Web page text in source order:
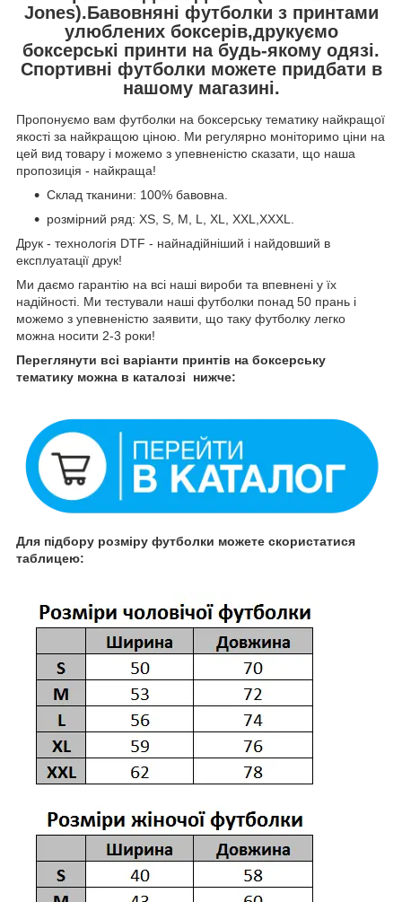
Jones).Бавовняні футболки з принтами
улюблених боксерів,друкуємо
боксерські принти на будь-якому одязі.
Спортивні футболки можете придбати в
нашому магазині.
Пропонуємо вам футболки на боксерську тематику найкращої
якості за найкращою ціною. Ми регулярно моніторимо ціни на
цей вид товару і можемо з упевненістю сказати, що наша
пропозиція - найкраща!
Склад тканини: 100% бавовна.
розмірний ряд: XS, S, M, L, XL, XXL,XXXL.
Друк - технологія DTF - найнадійніший і найдовший в
експлуатації друк!
Ми даємо гарантію на всі наші вироби та впевнені у їх
надійності. Ми тестували наші футболки понад 50 прань і
можемо з упевненістю заявити, що таку футболку легко
можна носити 2-3 роки!
Переглянути всі варіанти принтів на боксерську
тематику можна в каталозі нижче:
Для підбору розміру футболки можете скористатися
таблицею: